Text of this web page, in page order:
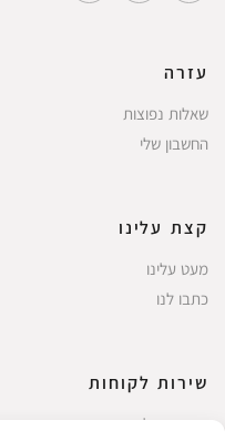
עזרה
שאלות נפוצות
החשבון שלי
קצת עלינו
מעט עלינו
כתבו לנו
שירות לקוחות
החשבון שלי